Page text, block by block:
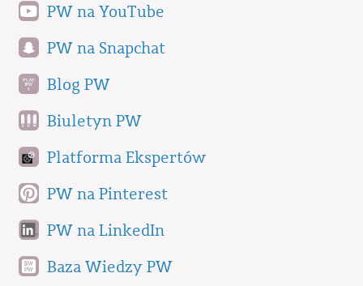
PW na YouTube
PW na Snapchat
Blog PW
Biuletyn PW
Platforma Ekspertów
PW na Pinterest
PW na LinkedIn
Baza Wiedzy PW